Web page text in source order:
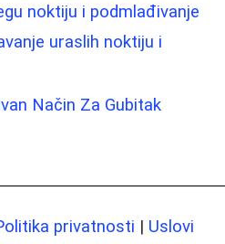
noktiju i podmlađivanje
uraslih noktiju i
Način Za Gubitak
privatnosti | Uslovi